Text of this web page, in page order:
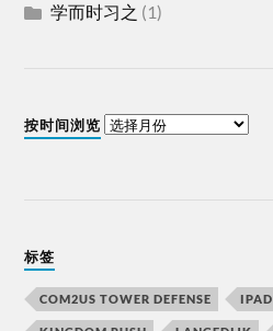
学而时习之 (1)
按时间浏览
标签
COM2US TOWER DEFENSE IPAD